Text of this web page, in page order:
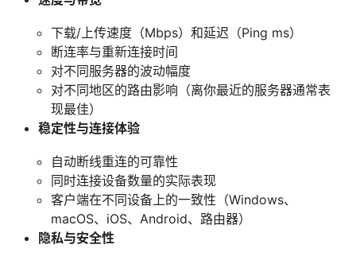
下载/上传速度（Mbps）和延迟（Ping ms）
断连率与重新连接时间
对不同服务器的波动幅度
对不同地区的路由影响（离你最近的服务器通常表
现最佳）
稳定性与连接体验
自动断线重连的可靠性
同时连接设备数量的实际表现
客户端在不同设备上的一致性（Windows、
macOS、iOS、Android、路由器）
隐私与安全性